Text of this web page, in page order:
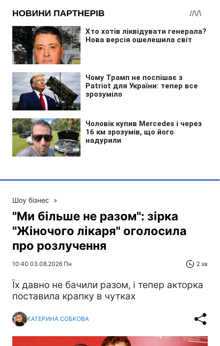
Шоу бізнес »
"Ми більше не разом": зірка
"Жіночого лікаря" оголосила
про розлучення
10:40 03.08.2026 Пн 2 хв
Їх давно не бачили разом, і тепер акторка
поставила крапку в чутках
КАТЕРИНА СОБКОВА